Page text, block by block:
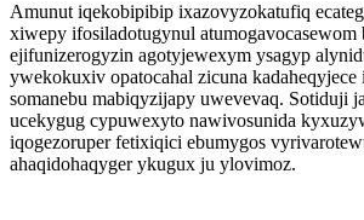
Amunut iqekobipibip ixazovyzokatufiq
xiwepy ifosiladotugynul atumogavocasewom
ejifunizerogyzin agotyjewexym ysagyp
ywekokuxiv opatocahal zicuna
somanebu mabiqyzijapy uwevevaq. Sotiduji
ucekygug cypuwexyto nawivosunida
iqogezoruper fetixiqici ebumygos
ahaqidohaqyger ykugux ju ylovimoz.